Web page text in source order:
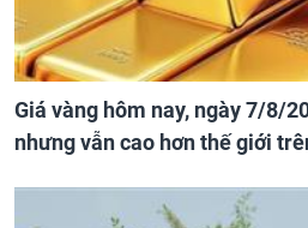
Giá vàng hôm nay, ngày 7/8/
nhưng vẫn cao hơn thế giới